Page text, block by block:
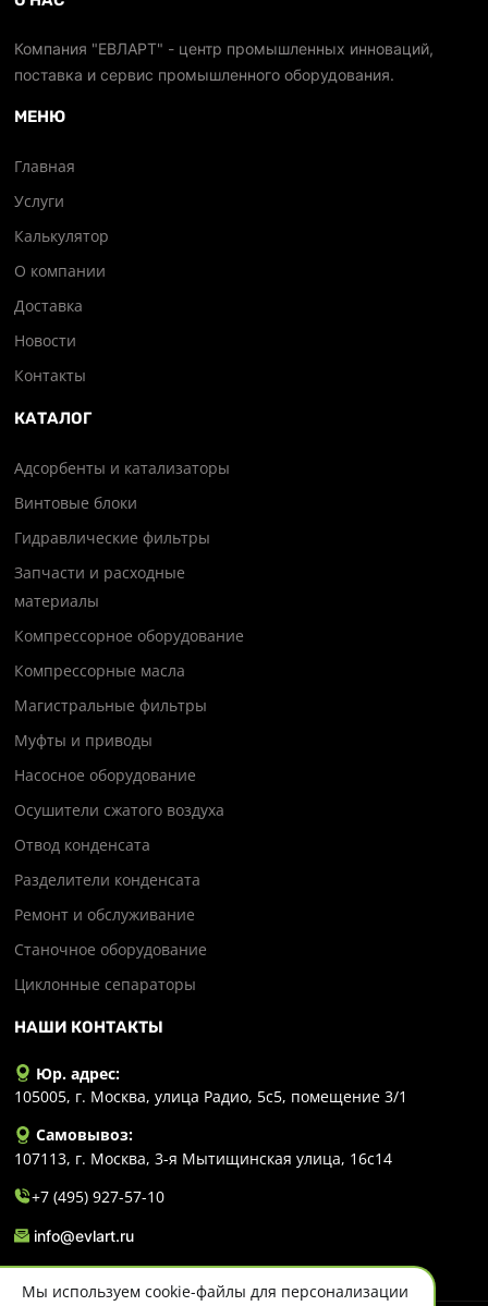
Компания "ЕВЛАРТ" - центр промышленных инноваций,
поставка и сервис промышленного оборудования.
МЕНЮ
Главная
Услуги
Калькулятор
О компании
Доставка
Новости
Контакты
КАТАЛОГ
Адсорбенты и катализаторы
Винтовые блоки
Гидравлические фильтры
Запчасти и расходные
материалы
Компрессорное оборудование
Компрессорные масла
Магистральные фильтры
Муфты и приводы
Насосное оборудование
Осушители сжатого воздуха
Отвод конденсата
Разделители конденсата
Ремонт и обслуживание
Станочное оборудование
Циклонные сепараторы
НАШИ КОНТАКТЫ
Юр. адрес:
105005, г. Москва, улица Радио, 5с5, помещение 3/1
Самовывоз:
107113, г. Москва, 3-я Мытищинская улица, 16с14
+7 (495) 927-57-10
info@evlart.ru
Мы используем cookie-файлы для персонализации